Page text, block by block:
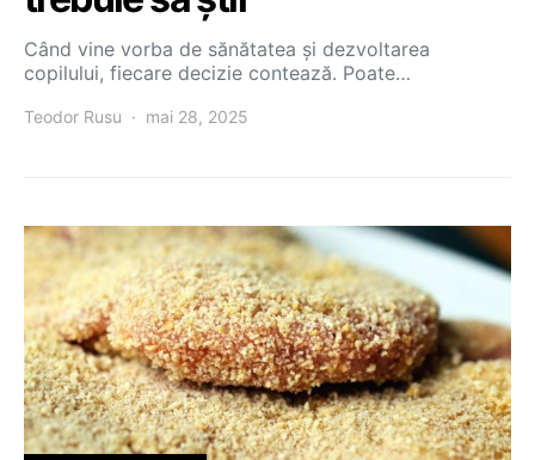
Când vine vorba de sănătatea și dezvoltarea
copilului, fiecare decizie contează. Poate…
Teodor Rusu mai 28, 2025